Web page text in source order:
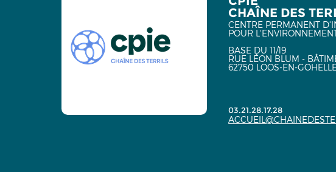
CHAÎNE DES
CENTRE PERMANENT
POUR
BASE DU 11/19
RUE LÉON BLUM -
62750 LOOS-EN-
03.21.28.17.28